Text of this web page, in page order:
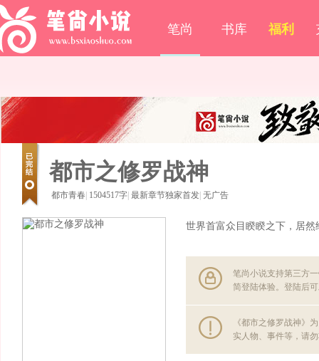
笔尚 书库 福利
都市之修罗战神
都市青春 1504517字 最新章节独家首发 无广告
世界首富众目睽睽之下，居
笔尚小说支持第三方
简登陆体验。登陆后
《都市之修罗战神》
实人物、事件等，请